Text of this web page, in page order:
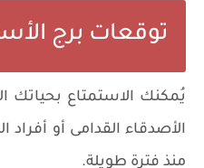
توقعات برج
يُمكنك الاستمتاع بحياتك
الأصدقاء القدامى أو
منذ فترة طويلة.